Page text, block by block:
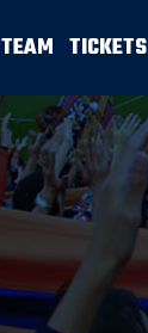
TEAM TICKETS